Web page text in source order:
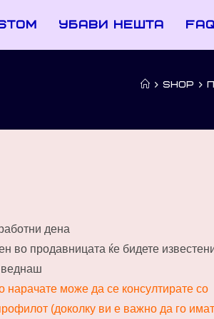
убави нешта faq
> SHOP >
дена
во продавницата ќе бидете
веднаш
нарачате може да се консултирате со
(доколку ви е важно да го